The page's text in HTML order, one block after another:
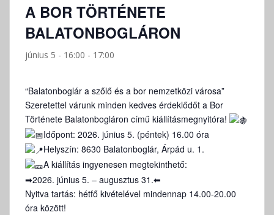
A BOR TÖRTÉNETE
BALATONBOGLÁRON
június 5 - 16:00 - 17:00
“Balatonboglár a szőlő és a bor nemzetközi városa”
Szeretettel várunk minden kedves érdeklődőt a Bor
Története Balatonbogláron című kiállításmegnyitóra!
Időpont: 2026. június 5. (péntek) 16.00 óra
Helyszín: 8630 Balatonboglár, Árpád u. 1.
A kiállítás ingyenesen megtekinthető:
➡︎2026. június 5. – augusztus 31.⬅︎
Nyitva tartás: hétfő kivételével mindennap 14.00-20.00
óra között!